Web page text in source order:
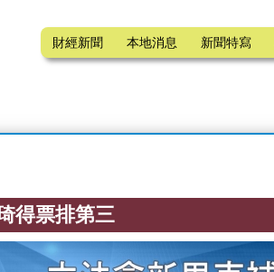
財經新聞 本地消息 新聞特寫
得票排第三